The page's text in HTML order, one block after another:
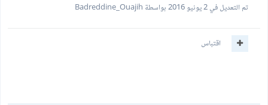
تم التعديل في2 يونيو 2016 بواسطة Badreddine_Ouajih
اقتباس